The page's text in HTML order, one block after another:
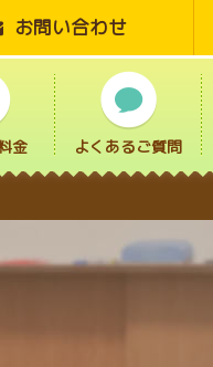
お問い合わせ
金 よくあるご質問